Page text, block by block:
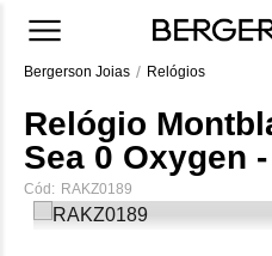
Bergerson Joias Relógios
Relógio
Sea 0 Oxygen
Cód: RAKZ0189